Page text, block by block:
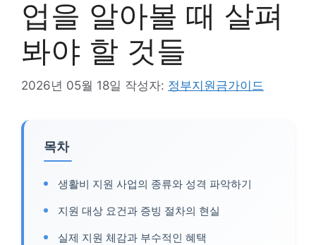
업을 알아볼 때 살펴
봐야 할 것들
2026년 05월 18일 작성자: 정부지원금가이드
목차
생활비 지원 사업의 종류와 성격 파악하기
지원 대상 요건과 증빙 절차의 현실
실제 지원 체감과 부수적인 혜택